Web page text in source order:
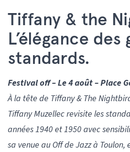
Tiffany & the
L’élégance des
standards.
Festival off – Le 4 août – Place
À la tête de Tiffany & The
Tiffany Muzellec revisite les
années 1940 et 1950 avec
sa venue au Off de Jazz à Toulon,